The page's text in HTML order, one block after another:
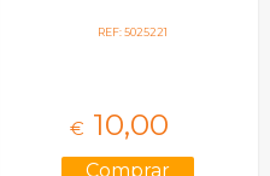
REF: 5025221
€ 10,00